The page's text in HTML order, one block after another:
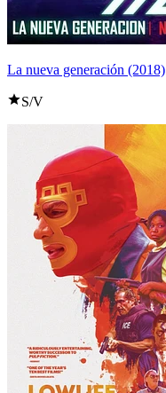
La nueva generación (2018)
S/V